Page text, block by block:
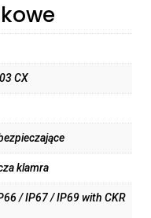
CX
klamra
/ IP67 / IP69 with CKR